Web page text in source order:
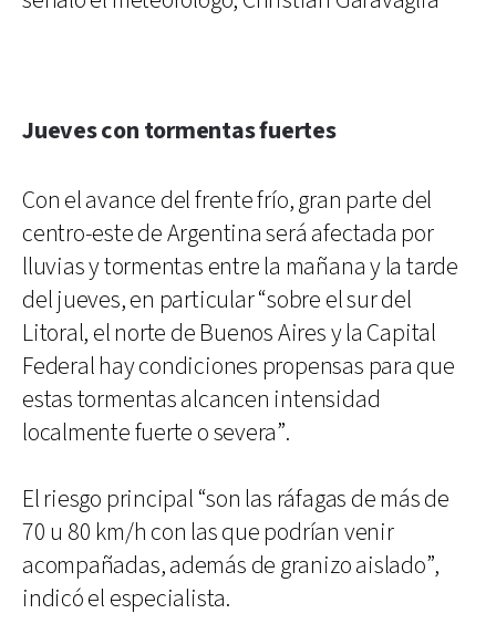
Jueves con tormentas fuertes
Con el avance del frente frío, gran parte del
centro-este de Argentina será afectada por
lluvias y tormentas entre la mañana y la tarde
del jueves, en particular “sobre el sur del
Litoral, el norte de Buenos Aires y la Capital
Federal hay condiciones propensas para que
estas tormentas alcancen intensidad
localmente fuerte o severa”.
El riesgo principal “son las ráfagas de más de
70 u 80 km/h con las que podrían venir
acompañadas, además de granizo aislado”,
indicó el especialista.